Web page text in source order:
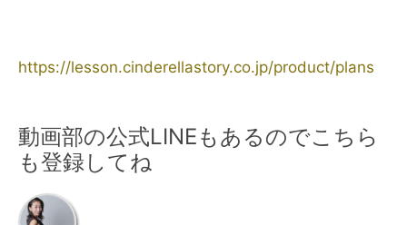
https://lesson.cinderellastory.co.jp/product/plans
動画部の公式LINEもあるのでこちら
も登録してね